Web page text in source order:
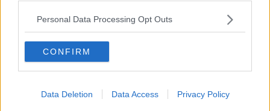
Personal Data Processing Opt Outs
CONFIRM
Data Deletion Data Access Privacy Policy
con le sue sensazioni, decisioni sagge difficilmente nascerebbero
da lui, ma é talmente bravo a percepire le cose, che in tante
situazioni sará in grado di decidere nel modo giusto.